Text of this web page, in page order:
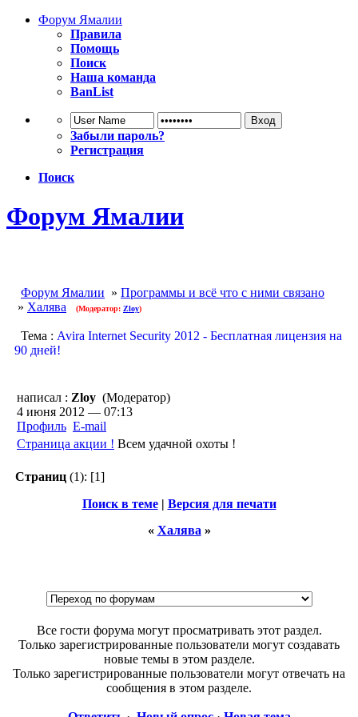
Форум Ямалии
Правила
Помощь
Поиск
Наша команда
BanList
Забыли пароль?
Регистрация
Поиск
Форум Ямалии
Форум Ямалии » Программы и всё что с ними связано
» Халява (Модератор: Zloy)
Тема : Avira Internet Security 2012 - Бесплатная лицензия на
90 дней!
написал : Zloy (Модератор)
4 июня 2012 — 07:13
Профиль E-mail
Страница акции ! Всем удачной охоты !
Страниц (1): [1]
Поиск в теме| Версия для печати
« Халява »
Все гости форума могут просматривать этот раздел.
Только зарегистрированные пользователи могут создавать
новые темы в этом разделе.
Только зарегистрированные пользователи могут отвечать на
сообщения в этом разделе.